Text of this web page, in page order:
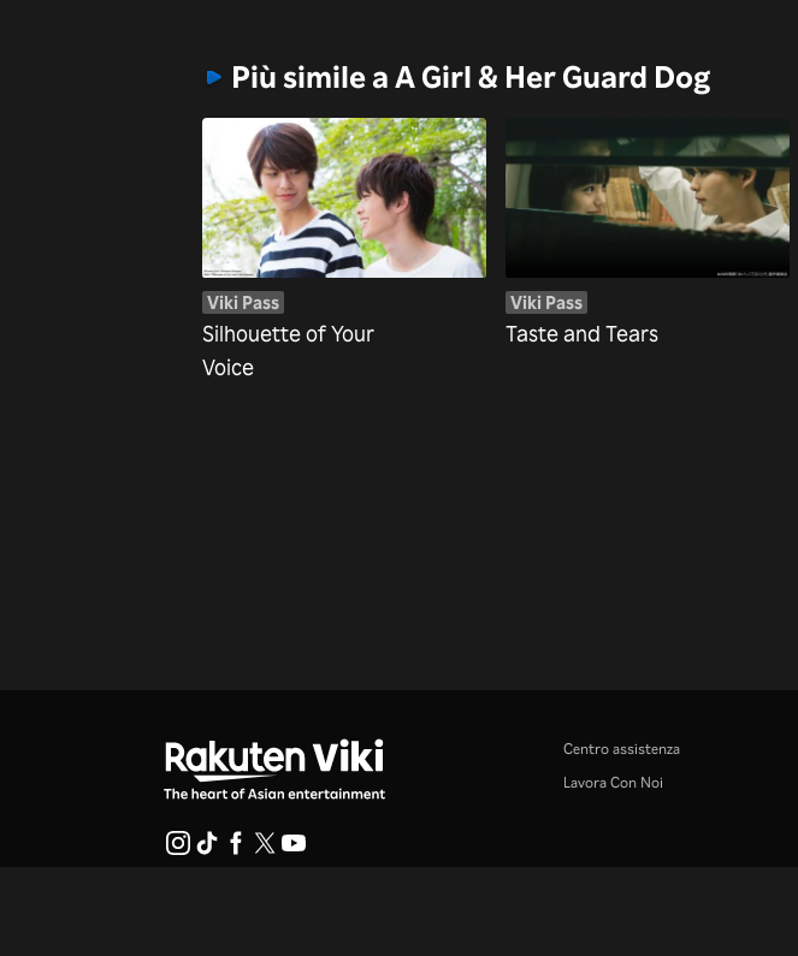
Più simile a A Girl & Her Guard Dog
Viki Pass
Silhouette of Your
Voice
Viki Pass
Taste and Tears
Centro assistenza
Lavora Con Noi